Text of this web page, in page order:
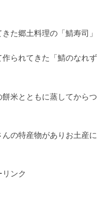
た郷土料理の「鯖寿司」
られてきた「鯖のなれず
米とともに蒸してからつ
の特産物がありお土産に
リンク